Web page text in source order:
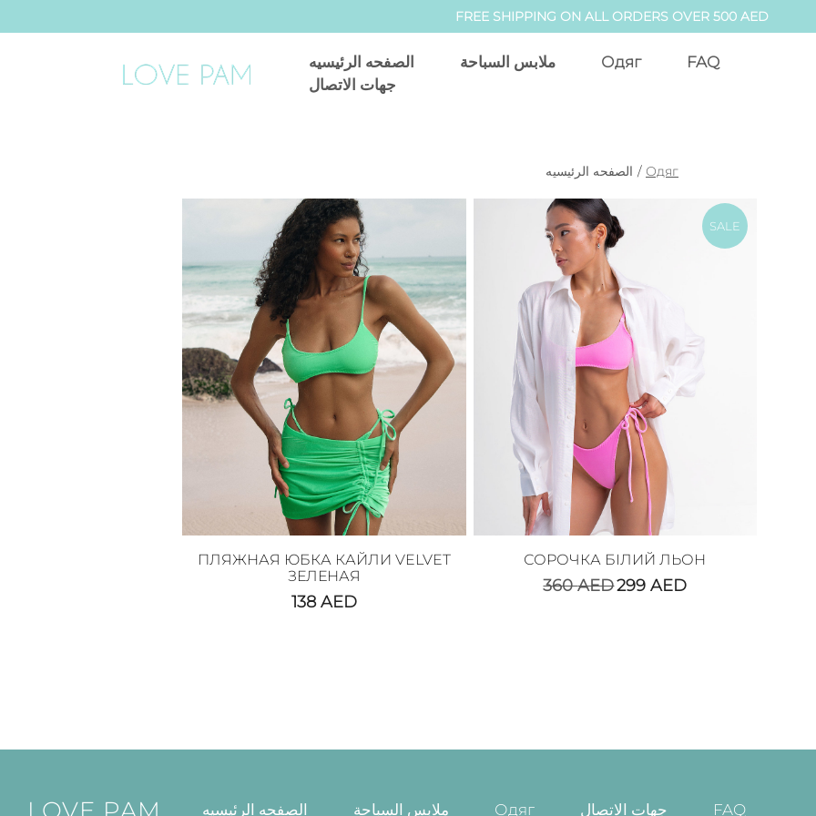
FREE SHIPPING ON ALL ORDERS OVER 500 AED
الصفحه الرئيسيه ملابس السباحة Одяг
FAQ
جهات الاتصال
الصفحه الرئيسيه / Одяг
ПЛЯЖНАЯ ЮБКА КАЙЛИ VELVET
ЗЕЛЕНАЯ
138AED
SALE
СОРОЧКА БІЛИЙ ЛЬОН
360AED299AED
LOVE PAM الصفحه الرئيسيه ملابس السباحة Одяг جهات الاتصال FAQ